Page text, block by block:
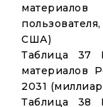
США)
Таблица 37
материалов
2031
Таблица 38